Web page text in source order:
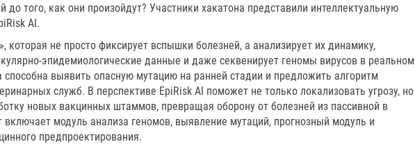
до того, как они произойдут? Участники хакатона представили интеллектуальную
AI.
которая не просто фиксирует вспышки болезней, а анализирует их динамику,
эпидемиологические данные и даже секвенирует геномы вирусов в реальном
способна выявить опасную мутацию на ранней стадии и предложить алгоритм
служб. В перспективе EpiRisk AI поможет не только локализовать угрозу, но
новых вакцинных штаммов, превращая оборону от болезней из пассивной в
включает модуль анализа геномов, выявление мутаций, прогнозный модуль и
предпроектирования.